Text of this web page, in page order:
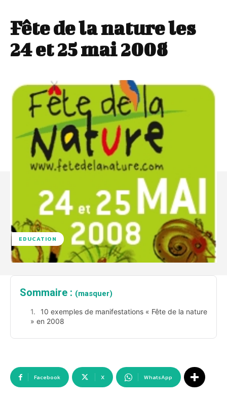
Fête de la nature les
24 et 25 mai 2008
EDUCATION
Sommaire : (masquer)
10 exemples de manifestations « Fête de la nature
» en 2008
Facebook X WhatsApp